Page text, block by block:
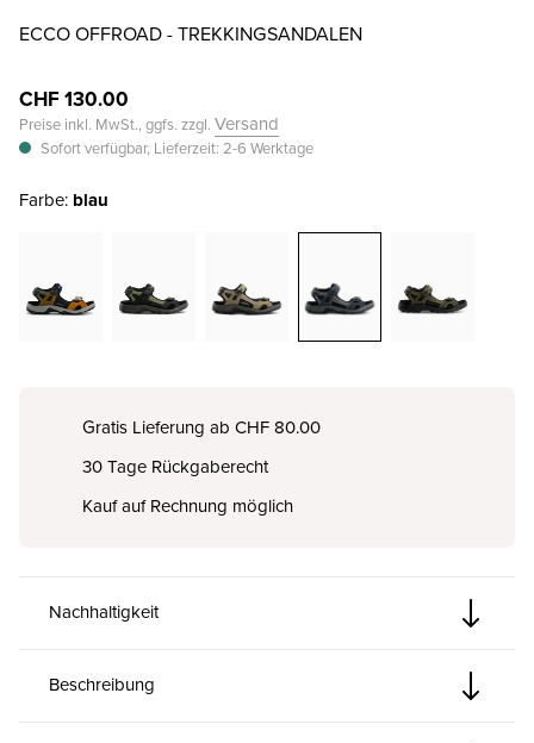
ECCO OFFROAD - TREKKINGSANDALEN
CHF 130.00
Preise inkl. MwSt., ggfs. zzgl. Versand
Sofort verfügbar, Lieferzeit: 2-6 Werktage
Farbe: blau
Gratis Lieferung ab CHF 80.00
30 Tage Rückgaberecht
Kauf auf Rechnung möglich
Nachhaltigkeit
Beschreibung